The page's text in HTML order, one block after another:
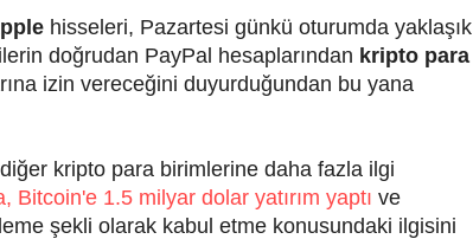
hisseleri, Pazartesi günkü oturumda yaklaşık
doğrudan PayPal hesaplarından kripto para
izin vereceğini duyurduğundan bu yana
kripto para birimlerine daha fazla ilgi
Bitcoin'e 1.5 milyar dolar yatırım yaptı ve
şekli olarak kabul etme konusundaki ilgisini